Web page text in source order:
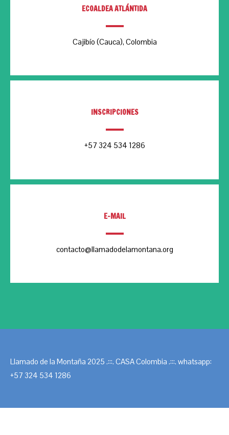
ECOALDEA ATLÁNTIDA
Cajibío (Cauca), Colombia
INSCRIPCIONES
+57 324 534 1286
E-MAIL
contacto@llamadodelamontana.org
Llamado de la Montaña 2025 .:::. CASA Colombia .:::. whatsapp:
+57 324 534 1286